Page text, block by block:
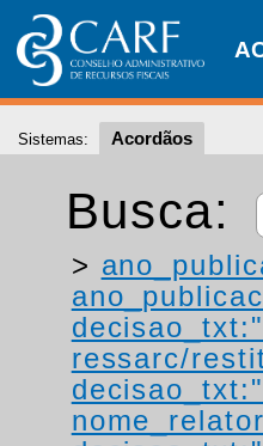
Sistemas: Acordãos
Busca:
>
ressarc/